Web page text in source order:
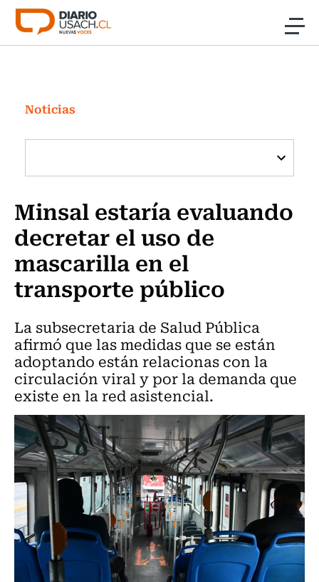
Click acá para ir directamente al contenido
Investigación
Cultura
Programas Radio y TV Usach
Noticias
Minsal estaría evaluando
decretar el uso de
mascarilla en el
transporte público
La subsecretaria de Salud Pública
afirmó que las medidas que se están
adoptando están relacionas con la
circulación viral y por la demanda que
existe en la red asistencial.